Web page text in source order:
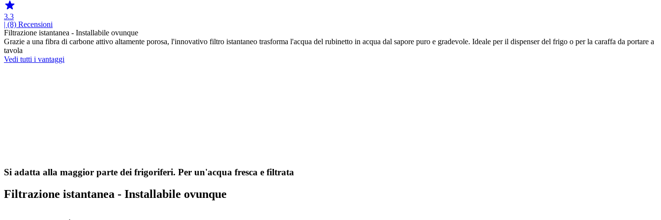
3.3
| (8) Recensioni
Filtrazione istantanea - Installabile ovunque
Grazie a una fibra di carbone attivo altamente porosa, l'innovativo filtro istantaneo trasforma l'acqua del rubinetto in acqua dal sapore puro e gradevole. Ideale per il dispenser del frigo o per la caraffa da portare a
tavola
Vedi tutti i vantaggi
Si adatta alla maggior parte dei frigoriferi. Per un'acqua fresca e filtrata
Filtrazione istantanea - Installabile ovunque